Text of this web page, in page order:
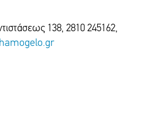
138, 2810 245162,